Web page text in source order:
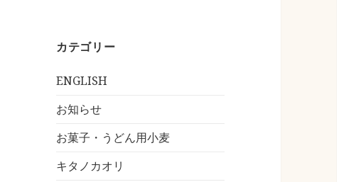
カテゴリー
ENGLISH
お知らせ
お菓子・うどん用小麦
キタノカオリ